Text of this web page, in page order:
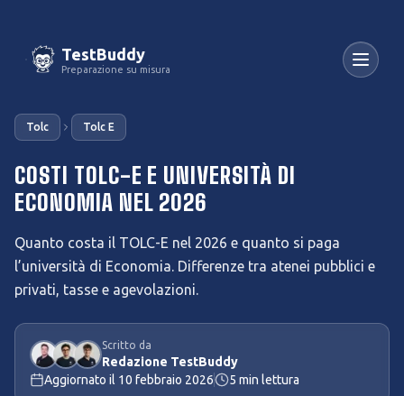
TestBuddy
Preparazione su misura
Tolc Tolc E
COSTI TOLC-E E UNIVERSITÀ DI
ECONOMIA NEL 2026
Quanto costa il TOLC-E nel 2026 e quanto si paga
l’università di Economia. Differenze tra atenei pubblici e
privati, tasse e agevolazioni.
Scritto da
Redazione TestBuddy
Aggiornato il 10 febbraio 2026 5 min lettura